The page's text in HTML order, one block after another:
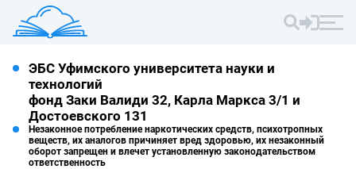
ЭБС Уфимского университета науки и
технологий
фонд Заки Валиди 32, Карла Маркса 3/1 и
Достоевского 131
Незаконное потребление наркотических средств, психотропных
веществ, их аналогов причиняет вред здоровью, их незаконный
оборот запрещен и влечет установленную законодательством
ответственность